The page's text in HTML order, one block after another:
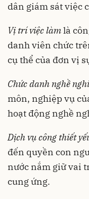
dân giám sát việc
Vị trí việc làmlà
danh viên chức
cụ thể của đơn vị
Chức danh nghề
môn, nghiệp vụ
hoạt động nghề
Dịch vụ công thiết
đến quyền con
nước nắm giữ vai
cung ứng.